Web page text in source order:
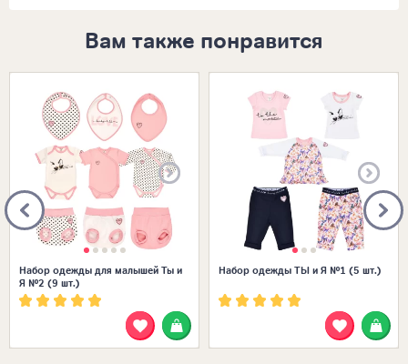
Вам также понравится
Размеры в наличии: Размеры в наличии:
Набор одежды для малышей Ты и
Я №2 (9 шт.)
Набор одежды ТЫ и Я №1 (5 шт.)